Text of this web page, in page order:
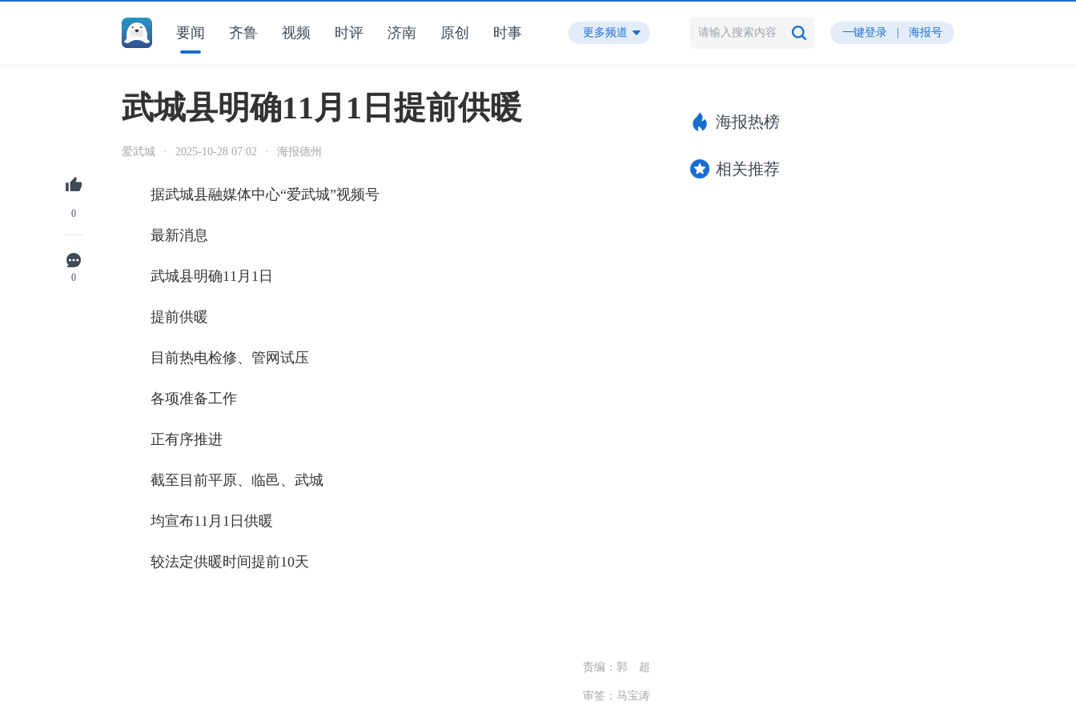
要闻 齐鲁 视频 时评 济南 原创 时事 更多频道 一键登录 海报号
0
0
武城县明确11月1日提前供暖
爱武城 · 2025-10-28 07:02 · 海报德州
据武城县融媒体中心“爱武城”视频号
最新消息
武城县明确11月1日
提前供暖
目前热电检修、管网试压
各项准备工作
正有序推进
截至目前平原、临邑、武城
均宣布11月1日供暖
较法定供暖时间提前10天
责编：郭 超
审签：马宝涛
海报热榜
相关推荐